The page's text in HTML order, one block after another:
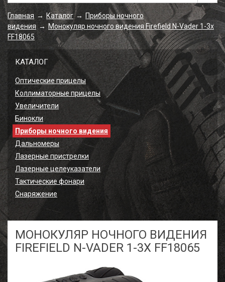
Главная → Каталог →
Приборы ночного
видения →
Монокуляр ночного видения Firefield N-Vader 1-3x
FF18065
КАТАЛОГ
Оптические прицелы
Коллиматорные прицелы
Увеличители
Бинокли
Приборы ночного видения
Дальномеры
Лазерные пристрелки
Лазерные целеуказатели
Тактические фонари
Снаряжение
МОНОКУЛЯР НОЧНОГО ВИДЕНИЯ
FIREFIELD N-VADER 1-3X FF18065